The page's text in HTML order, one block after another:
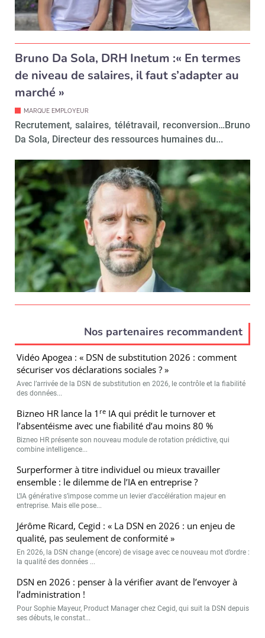
Bruno Da Sola, DRH Inetum :« En termes
de niveau de salaires, il faut s’adapter au
marché »
MARQUE EMPLOYEUR
Recrutement, salaires, télétravail, reconversion…Bruno
Da Sola, Directeur des ressources humaines du...
Nos partenaires recommandent
Vidéo Apogea : « DSN de substitution 2026 : comment
sécuriser vos déclarations sociales ? »
Avec l’arrivée de la DSN de substitution en 2026, le contrôle et la fiabilité
des données...
Bizneo HR lance la 1 re IA qui prédit le turnover et
l’absentéisme avec une fiabilité d’au moins 80 %
Bizneo HR présente son nouveau module de rotation prédictive, qui
combine intelligence...
Surperformer à titre individuel ou mieux travailler
ensemble : le dilemme de l’IA en entreprise ?
L’IA générative s’impose comme un levier d’accélération majeur en
entreprise. Mais elle pose...
Jérôme Ricard, Cegid : « La DSN en 2026 : un enjeu de
qualité, pas seulement de conformité »
En 2026, la DSN change (encore) de visage avec ce nouveau mot d’ordre :
la qualité des données ...
DSN en 2026 : penser à la vérifier avant de l’envoyer à
l’administration !
Pour Sophie Mayeur, Product Manager chez Cegid, qui suit la DSN depuis
ses débuts, le constat...